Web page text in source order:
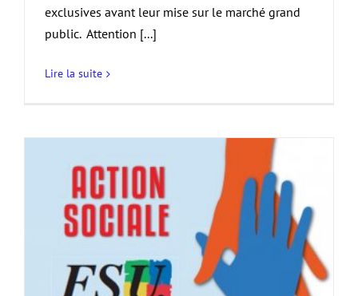
exclusives avant leur mise sur le marché grand
public. Attention [...]
Lire la suite